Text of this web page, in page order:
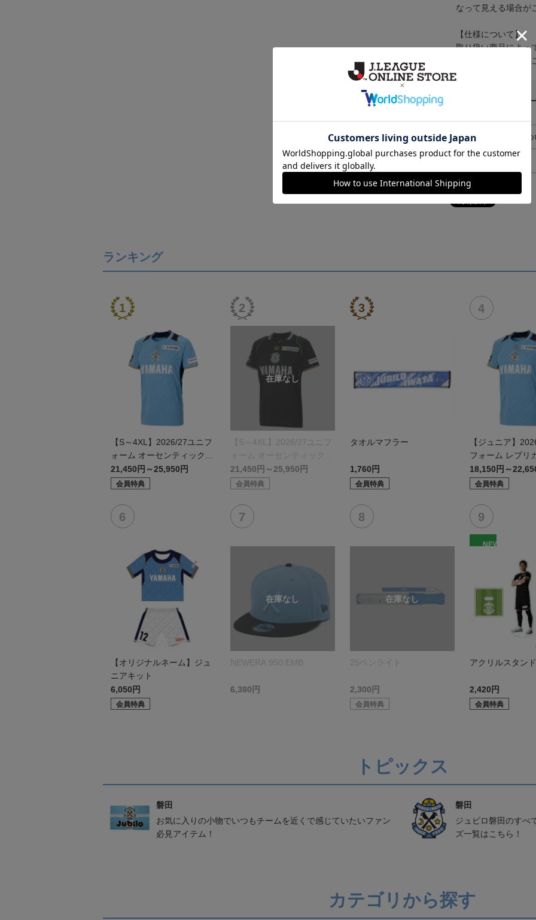
なって見える場合が
【仕様について】
取り扱い商品によっ
予告なく変更にな
ギフト対応につ
ランキング
【S～4XL】2026/27ユニフ
ォーム オーセンティックモ
デル:FP1st
21,450円～25,950円
会員特典
【S～4XL】2026/27ユニフ
ォーム オーセンティックモ
デル:GK
21,450円～25,950円
会員特典
タオルマフラー
1,760円
会員特典
【ジュニア】
フォーム レプリ
モデル:FP1st
18,150円～
会員特典
【オリジナルネーム】ジュ
ニアキット
6,050円
会員特典
NEWERA 950:EMB
6,380円
25ペンライト
2,300円
会員特典
NEW
アクリルスタンド
2,420円
会員特典
トピックス
磐田
お気に入りの小物でいつもチームを近くで感じていたいファン
必見アイテム！
磐田
ジュビロ磐田のすべ
ズ一覧はこちら！
カテゴリから探す